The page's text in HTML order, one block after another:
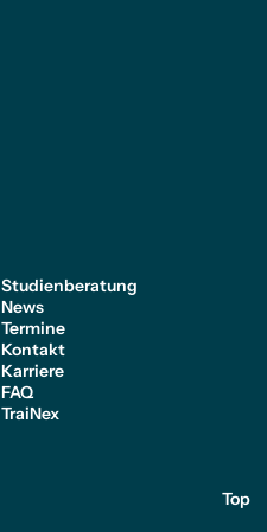
Studienberatung
News
Termine
Kontakt
Karriere
FAQ
TraiNex
Top